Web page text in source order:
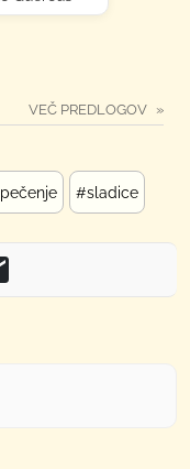
VEČ PREDLOGOV
#sladice